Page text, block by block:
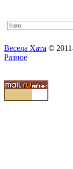
Весела Хата ©
Разное